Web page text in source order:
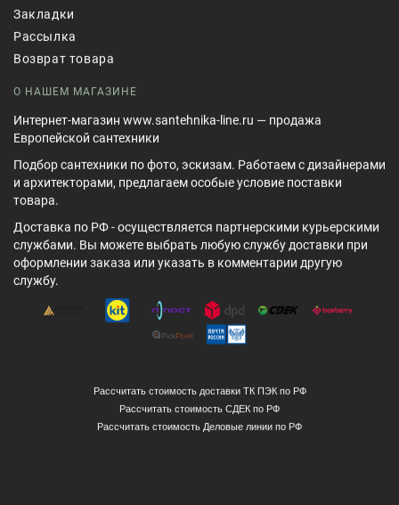
Закладки
Рассылка
Возврат товара
О НАШЕМ МАГАЗИНЕ
Интернет-магазин www.santehnika-line.ru — продажа
Европейской сантехники
Подбор сантехники по фото, эскизам. Работаем с дизайнерами
и архитекторами, предлагаем особые условие поставки
товара.
Доставка по РФ - осуществляется партнерскими курьерскими
службами. Вы можете выбрать любую службу доставки при
оформлении заказа или указать в комментарии другую
службу.
Рассчитать стоимость доставки ТК ПЭК по РФ
Рассчитать стоимость СДЕК по РФ
Рассчитать стоимость Деловые линии по РФ